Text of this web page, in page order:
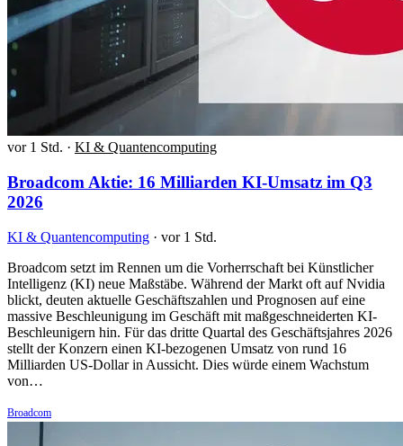
vor 1 Std. · KI & Quantencomputing
Broadcom Aktie: 16 Milliarden KI-Umsatz im Q3
2026
KI & Quantencomputing · vor 1 Std.
Broadcom setzt im Rennen um die Vorherrschaft bei Künstlicher
Intelligenz (KI) neue Maßstäbe. Während der Markt oft auf Nvidia
blickt, deuten aktuelle Geschäftszahlen und Prognosen auf eine
massive Beschleunigung im Geschäft mit maßgeschneiderten KI-
Beschleunigern hin. Für das dritte Quartal des Geschäftsjahres 2026
stellt der Konzern einen KI-bezogenen Umsatz von rund 16
Milliarden US-Dollar in Aussicht. Dies würde einem Wachstum
von…
Broadcom